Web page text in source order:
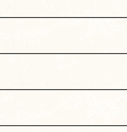
でご相談ください。